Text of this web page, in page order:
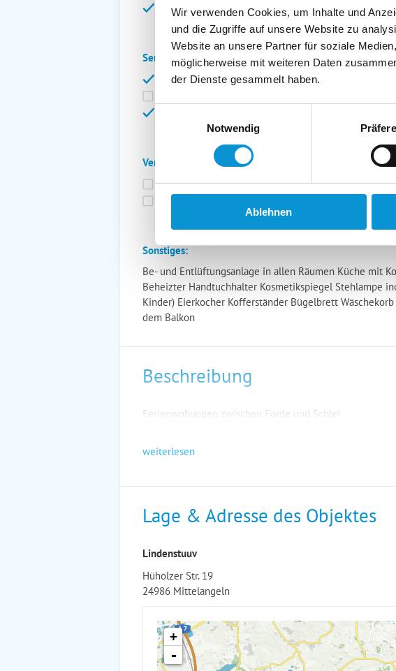
Wir verwenden Cookies, um Inhalte und
und die Zugriffe auf unsere Website zu
Website an unsere Partner für soziale
möglicherweise mit weiteren Daten
der Dienste gesammelt haben.
Notwendig
Ablehnen
Balkon
Abstellraum
Service:
Bettwäsche inkl.
Geschirrtücher inkl.
Verpflegung:
Brötchenservice
Frühstück möglich
Vollpension möglich
Sonstiges:
Be- und Entlüftungsanlage in allen Räumen Küche mit
Beheizter Handtuchhalter Kosmetikspiegel Stehlampe
Kinder) Eierkocher Kofferständer Bügelbrett
dem Balkon
Beschreibung
Ferienwohungen zwischen Förde und Schlei
weiterlesen
Lage & Adresse des Objektes
Lindenstuuv
Hüholzer Str. 19
24986 Mittelangeln
+
-